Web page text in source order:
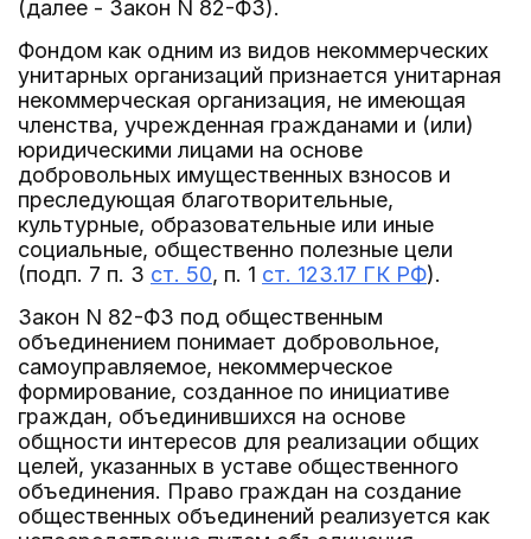
(далее - Закон N 82-ФЗ).
Фондом как одним из видов некоммерческих
унитарных организаций признается унитарная
некоммерческая организация, не имеющая
членства, учрежденная гражданами и (или)
юридическими лицами на основе
добровольных имущественных взносов и
преследующая благотворительные,
культурные, образовательные или иные
социальные, общественно полезные цели
(подп. 7 п. 3 ст. 50, п. 1 ст. 123.17 ГК РФ).
Закон N 82-ФЗ под общественным
объединением понимает добровольное,
самоуправляемое, некоммерческое
формирование, созданное по инициативе
граждан, объединившихся на основе
общности интересов для реализации общих
целей, указанных в уставе общественного
объединения. Право граждан на создание
общественных объединений реализуется как